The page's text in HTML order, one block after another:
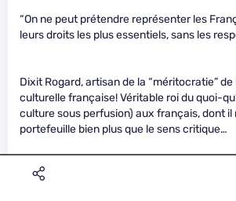
“On ne peut prétendre représenter les
leurs droits les plus essentiels, sans les
Dixit Rogard, artisan de la “méritocratie” de
culturelle française! Véritable roi du quoi-
culture sous perfusion) aux français, dont il
portefeuille bien plus que le sens critique…
Le cas typique du générateur de vote